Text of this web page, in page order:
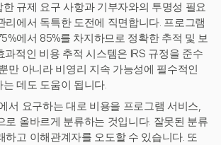
규제 요구 사항과 기부자와의 투명성 필요
리에서 독특한 도전에 직면합니다. 프로그램
에서 85%를 차지하므로 정확한 추적 및 보
과적인 비용 추적 시스템은 IRS 규정을 준수
만 아니라 비영리 지속 가능성에 필수적인
데도 도움이 됩니다.
서 요구하는 대로 비용을 프로그램 서비스,
로 올바르게 분류하는 것입니다. 잘못된 분류
하고 이해관계자를 오도할 수 있습니다. 또